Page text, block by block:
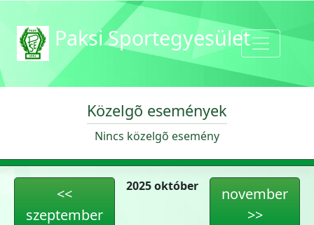
Paksi Sportegyesület
Közelgõ események
Nincs közelgõ esemény
<<
szeptember
2025 október
november
>>